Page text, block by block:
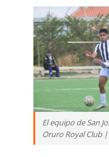
El equipo de San
Oruro Royal Club |